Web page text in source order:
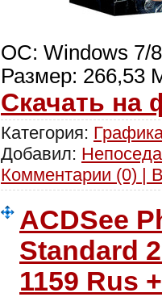
ОС: Windows 7/
Размер: 266,53
Скачать на
Категория:
Добавил: Непоседа
Комментарии (0) |
ACDSee
Standard
1159 Rus